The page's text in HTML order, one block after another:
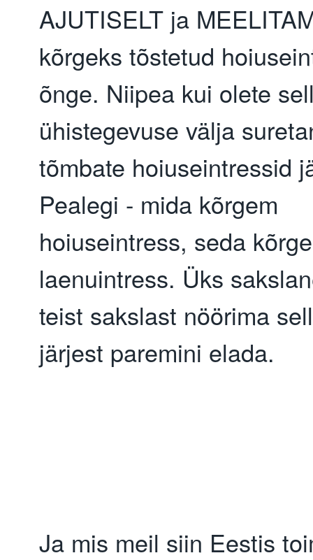
AJUTISELT ja
kõrgeks tõstetud
õnge. Niipea kui olete
ühistegevuse välja
tõmbate hoiuseintressid
Pealegi - mida kõrgem
hoiuseintress, seda
laenuintress. Üks
teist sakslast nöörima
järjest paremini elada.
Ja mis meil siin Eestis